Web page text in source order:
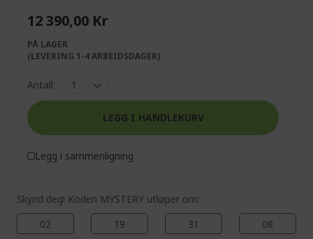
images
gallery
the
images
gallery
Skynd deg! Koden MYSTERY utløper om:
02
19 31 08
12 390,00 Kr
PÅ LAGER
(LEVERING 1-4 ARBEIDSDAGER)
Antall:
LEGG I HANDLEKURV
Legg i sammenligning